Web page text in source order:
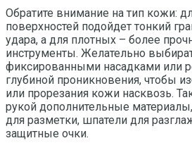
Обратите внимание на тип кожи:
поверхностей подойдет тонкий
удара, а для плотных – более
инструменты. Желательно
фиксированными насадками или
глубиной проникновения, чтобы
или прорезания кожи насквозь.
рукой дополнительные
для разметки, шпатели для
защитные очки.